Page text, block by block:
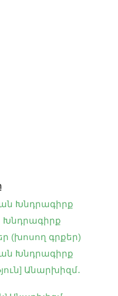
Խնդրագիրք
(խոսող գրքեր)
Խնդրագիրք
Անարխիզմ․